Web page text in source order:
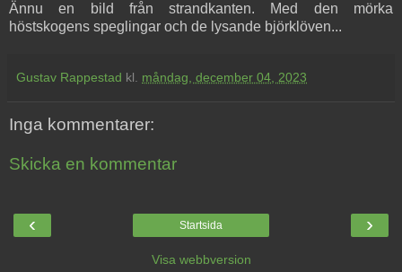
Ännu en bild från strandkanten. Med den mörka
höstskogens speglingar och de lysande björklöven...
Gustav Rappestad kl. måndag, december 04, 2023
Inga kommentarer:
Skicka en kommentar
‹ ›
Startsida
Visa webbversion